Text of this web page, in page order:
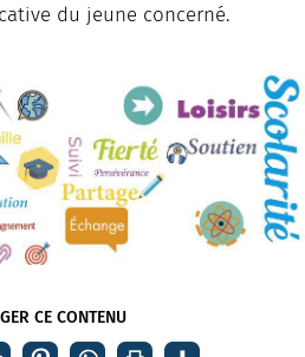
du jeune concerné.
CE CONTENU